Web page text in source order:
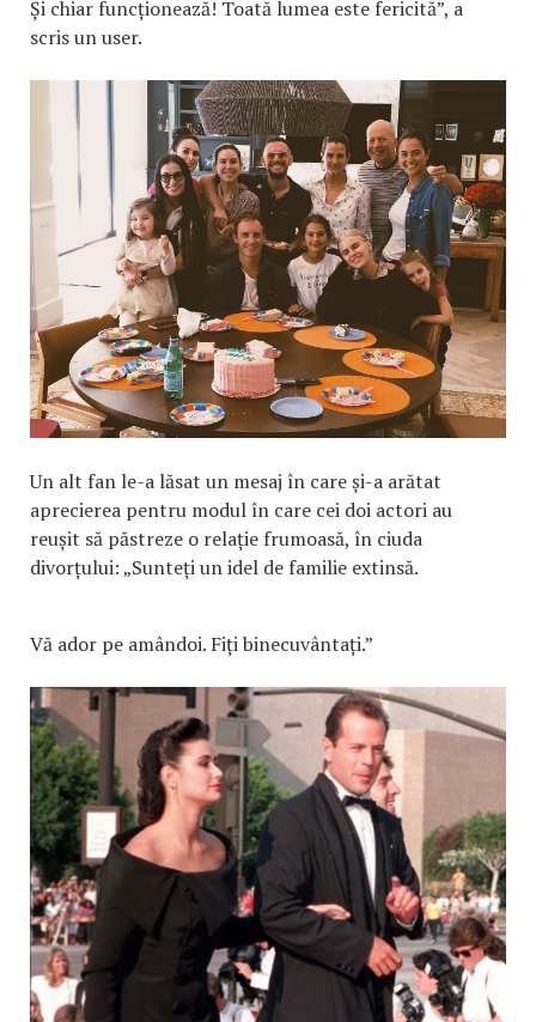
Și chiar funcționează! Toată lumea este fericită”, a
scris un user.
Un alt fan le-a lăsat un mesaj în care și-a arătat
aprecierea pentru modul în care cei doi actori au
reușit să păstreze o relație frumoasă, în ciuda
divorțului: „Sunteți un idel de familie extinsă.
Vă ador pe amândoi. Fiți binecuvântați.”